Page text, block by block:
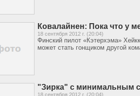
Ковалайнен: Пока что у
18 сентября 2012 г. (20:04)
Финский пилот «Кэтерхэма»
может стать гонщиком другой
"Зирка" с минимальным
18 сентября 2012 г. (20:04)